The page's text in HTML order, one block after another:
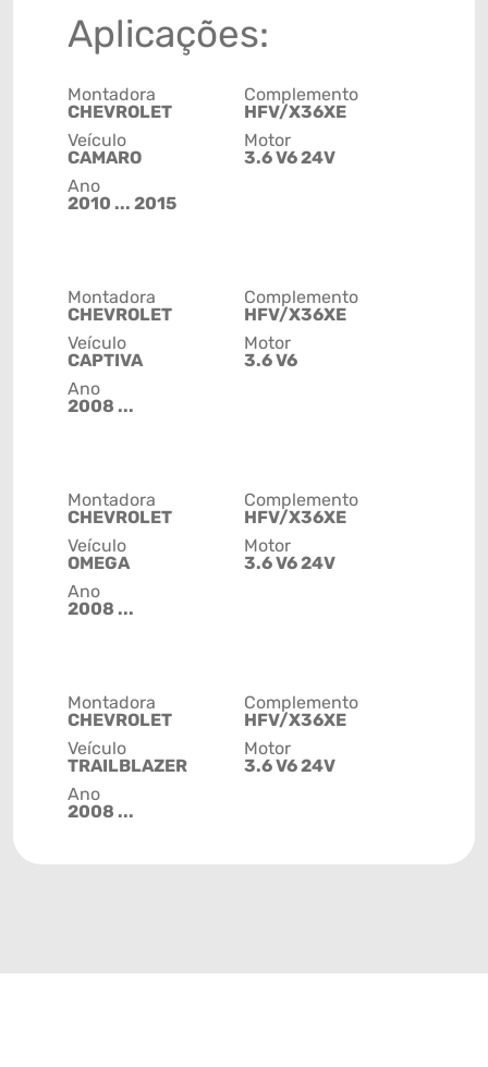
Aplicações:
Montadora
CHEVROLET
Veículo
CAMARO
Ano
2010 ... 2015
Complemento
HFV/X36XE
Motor
3.6 V6 24V
Montadora
CHEVROLET
Veículo
CAPTIVA
Ano
2008 ...
Complemento
HFV/X36XE
Motor
3.6 V6
Montadora
CHEVROLET
Veículo
OMEGA
Ano
2008 ...
Complemento
HFV/X36XE
Motor
3.6 V6 24V
Montadora
CHEVROLET
Veículo
TRAILBLAZER
Ano
2008 ...
Complemento
HFV/X36XE
Motor
3.6 V6 24V